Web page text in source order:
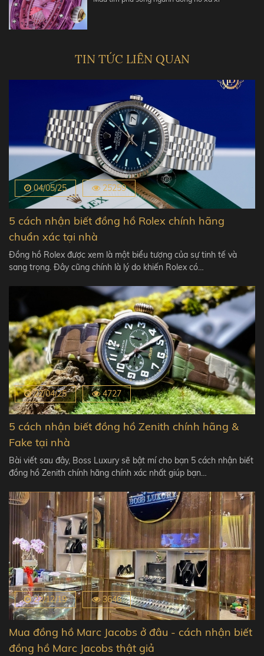
TIN TỨC LIÊN QUAN
04/05/25 25259
5 cách nhận biết đồng hồ Rolex chính hãng
chuẩn xác tại nhà
Đồng hồ Rolex được xem là một biểu tượng của sự tinh tế và
sang trọng. Đây cũng chính là lý do khiến Rolex có…
22/04/25 4727
5 cách nhận biết đồng hồ Zenith chính hãng &
Fake tại nhà
Bài viết sau đây, Boss Luxury sẽ bật mí cho bạn 5 cách nhận biết
đồng hồ Zenith chính hãng chính xác nhất giúp bạn…
22/12/19 3646
Mua đồng hồ Marc Jacobs ở đâu - cách nhận biết
đồng hồ Marc Jacobs thật giả